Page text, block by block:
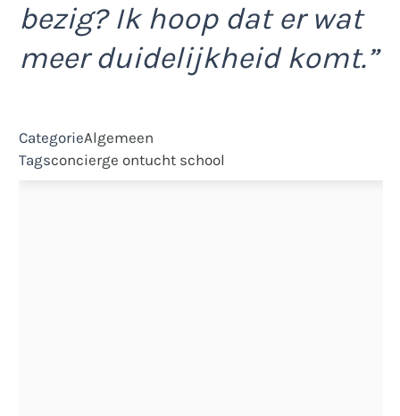
bezig? Ik hoop dat er wat
meer duidelijkheid komt.”
CategorieAlgemeen
Tagsconcierge ontucht school